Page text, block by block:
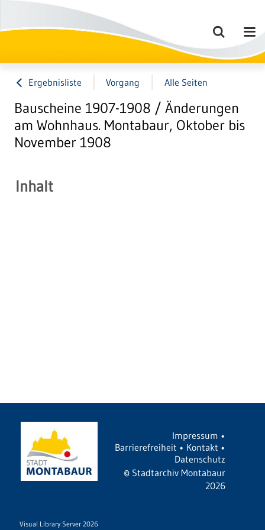
Ergebnisliste Vorgang Alle Seiten
Bauscheine 1907-1908 / Änderungen
am Wohnhaus. Montabaur, Oktober bis
November 1908
Inhalt
Impressum •
Barrierefreiheit • Kontakt •
Datenschutz
© Stadtarchiv Montabaur
2026
Visual Library Server 2026